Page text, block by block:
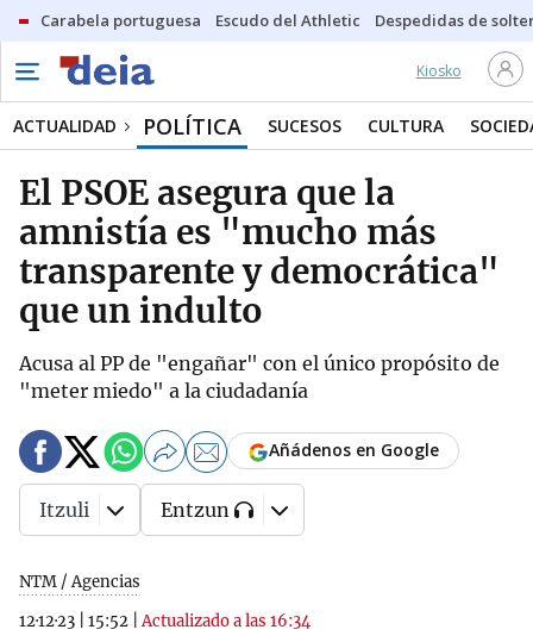
Carabela portuguesa Escudo del Athletic Despedidas de
Kiosko
ACTUALIDAD POLÍTICA SUCESOS CULTURA
El PSOE asegura que la
amnistía es "mucho más
transparente y democrática"
que un indulto
Acusa al PP de "engañar" con el único propósito de
"meter miedo" a la ciudadanía
NTM / Agencias
12·12·23
15:52 |Actualizado a las 16:34
Añádenos en Google
Itzuli Entzun